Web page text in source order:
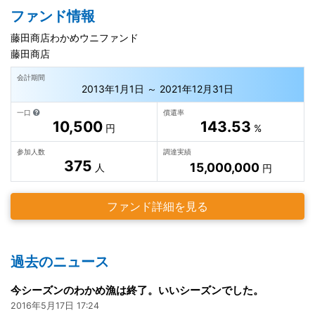
ファンド情報
藤田商店わかめウニファンド
藤田商店
会計期間
2013年1月1日 ～ 2021年12月31日
一口
10,500 円
償還率
143.53 %
参加人数
375 人
調達実績
15,000,000円
ファンド詳細を見る
過去のニュース
今シーズンのわかめ漁は終了。いいシーズンでした。
2016年5月17日 17:24